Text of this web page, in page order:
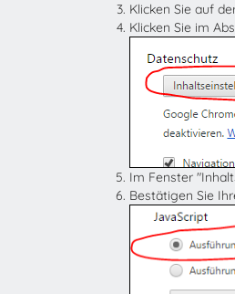
Klicken Sie auf
Klicken Sie im
Im Fenster
Bestätigen Sie